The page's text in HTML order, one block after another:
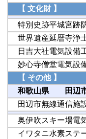
【 文化財 】
特別史跡平城宮跡
世界遺産延暦寺浄
日吉大社電気設備
妙心寺僧堂電気設
【 その他 】
和歌山県 田辺
田辺市無線通信施
奥伊吹スキー場電
イワタニ水素ステ